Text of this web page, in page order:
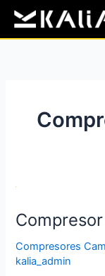
contenido
Compresores
kalia_admin
Compresor